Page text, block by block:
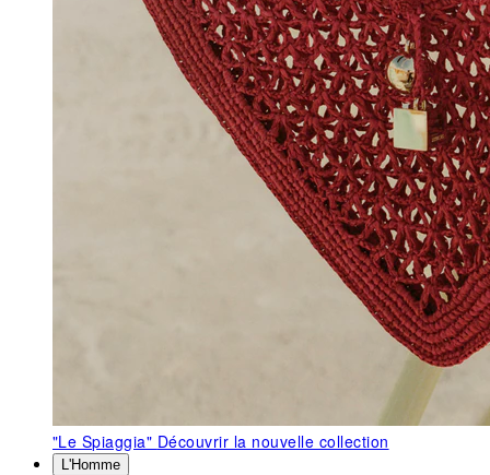
"Le Spiaggia" Découvrir la nouvelle collection
L'Homme